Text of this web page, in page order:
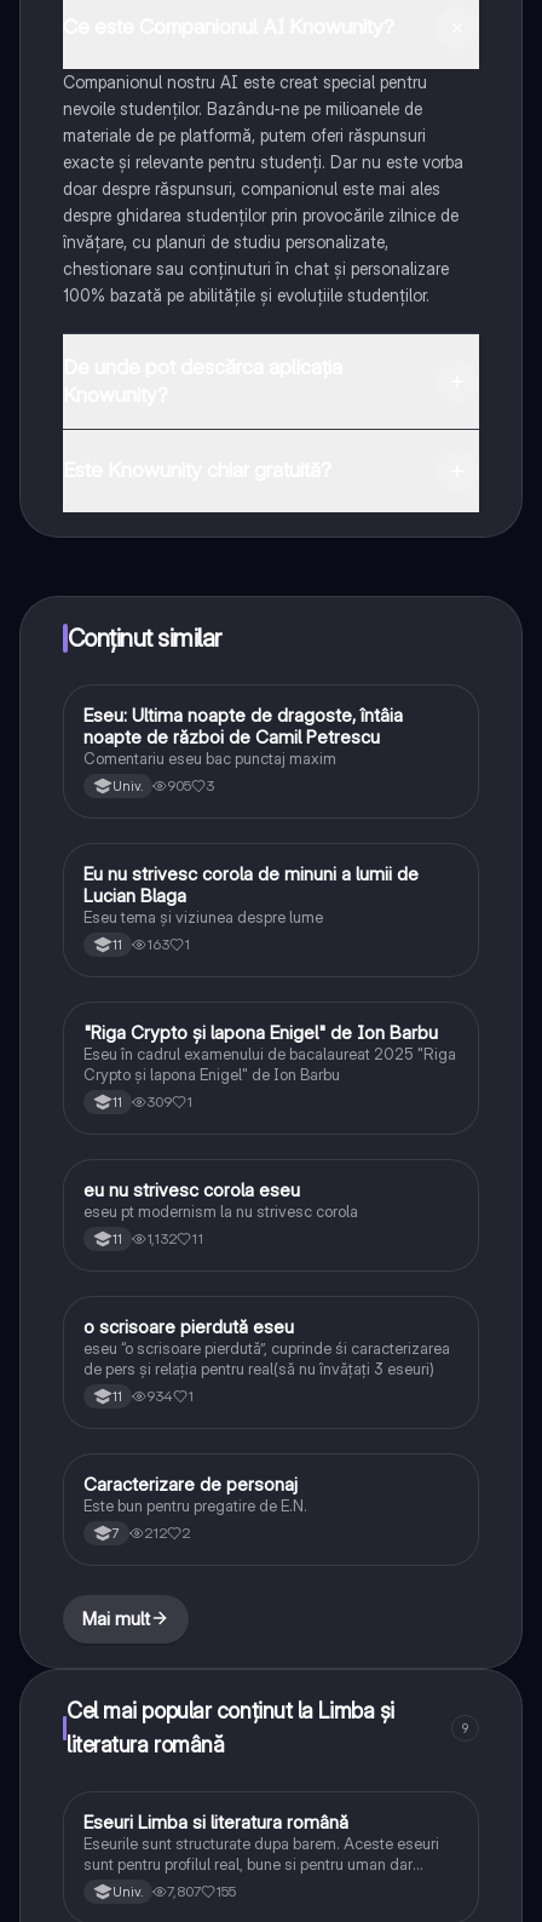
Companionul nostru AI este creat special pentru
nevoile studenților. Bazându-ne pe milioanele de
materiale de pe platformă, putem oferi răspunsuri
exacte și relevante pentru studenți. Dar nu este vorba
doar despre răspunsuri, companionul este mai ales
despre ghidarea studenților prin provocările zilnice de
învățare, cu planuri de studiu personalizate,
chestionare sau conținuturi în chat și personalizare
100% bazată pe abilitățile și evoluțiile studenților.
Conținut similar
Limba și literatura română
Eseu: Ultima noapte de dragoste, întâia
noapte de război de Camil Petrescu
Comentariu eseu bac punctaj maxim
Univ. 905 3
Limba și literatura română
Eu nu strivesc corola de minuni a lumii de
Lucian Blaga
Eseu tema și viziunea despre lume
11 163 1
Limba și literatura română
"Riga Crypto și lapona Enigel" de Ion Barbu
Eseu în cadrul examenului de bacalaureat 2025 "Riga
Crypto și lapona Enigel" de Ion Barbu
11 309 1
Limba și literatura română
eu nu strivesc corola eseu
eseu pt modernism la nu strivesc corola
11 1,132 11
Limba și literatura română
o scrisoare pierdută eseu
eseu “o scrisoare pierdută”, cuprinde śi caracterizarea
de pers și relația pentru real(să nu învățați 3 eseuri)
11 934 1
Limba și literatura română
Caracterizare de personaj
Este bun pentru pregatire de E.N.
7 212 2
Mai mult
Cel mai popular conținut la Limba și
literatura română
9
Limba și literatura română
Eseuri Limba si literatura română
Eseurile sunt structurate dupa barem. Aceste eseuri
sunt pentru profilul real, bune si pentru uman dar
lipsesc relatiile dintre personaje si caracrerizarile.
Univ. 7,807 155